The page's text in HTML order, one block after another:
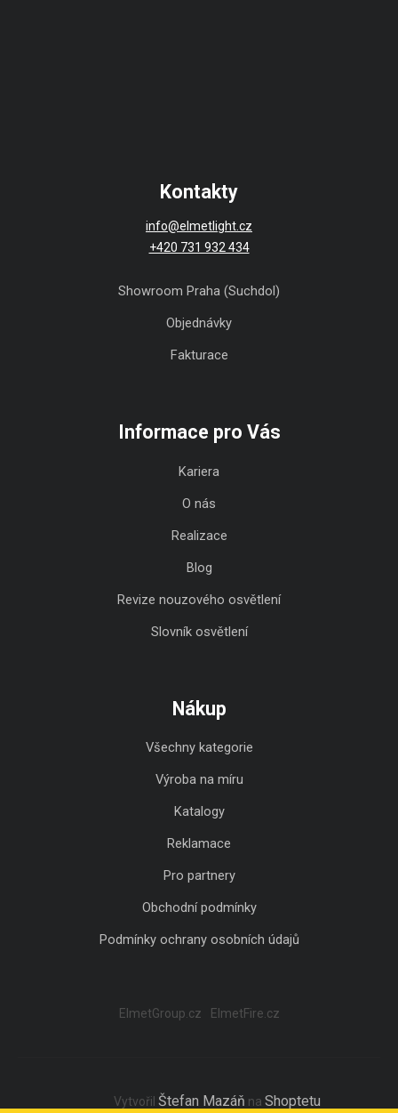
Kontakty
info@elmetlight.cz
+420 731 932 434
Showroom Praha (Suchdol)
Objednávky
Fakturace
Informace pro Vás
Kariera
O nás
Realizace
Blog
Revize nouzového osvětlení
Slovník osvětlení
Nákup
Všechny kategorie
Výroba na míru
Katalogy
Reklamace
Pro partnery
Obchodní podmínky
Podmínky ochrany osobních údajů
ElmetGroup.cz ElmetFire.cz
Vytvořil Štefan Mazáň na Shoptetu